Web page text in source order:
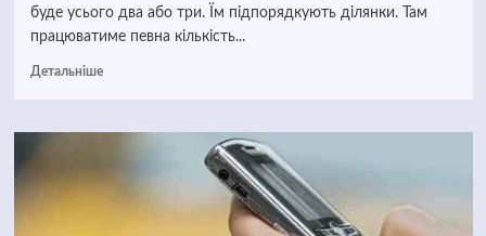
буде усього два або три. Їм підпорядкують ділянки. Там
працюватиме певна кількість...
Детальніше